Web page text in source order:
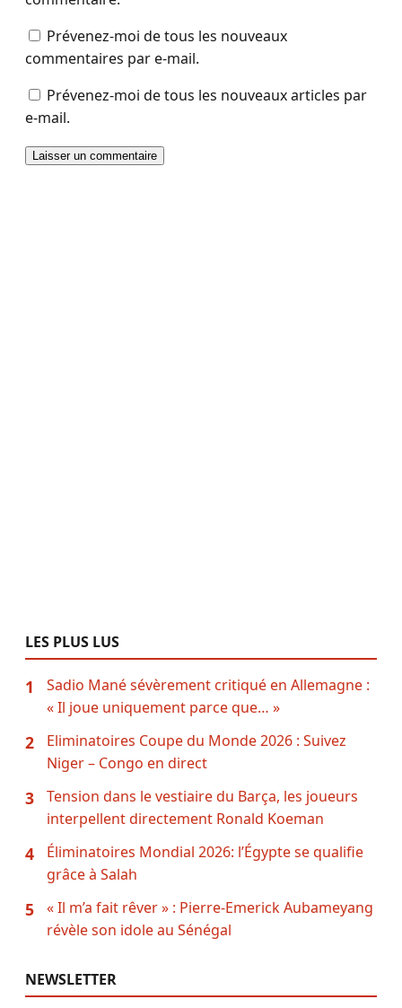
Prévenez-moi de tous les nouveaux
commentaires par e-mail.
Prévenez-moi de tous les nouveaux articles par
e-mail.
LES PLUS LUS
1
Sadio Mané sévèrement critiqué en Allemagne :
« Il joue uniquement parce que… »
2
Eliminatoires Coupe du Monde 2026 : Suivez
Niger – Congo en direct
3
Tension dans le vestiaire du Barça, les joueurs
interpellent directement Ronald Koeman
4
Éliminatoires Mondial 2026: l’Égypte se qualifie
grâce à Salah
5
« Il m’a fait rêver » : Pierre-Emerick Aubameyang
révèle son idole au Sénégal
NEWSLETTER